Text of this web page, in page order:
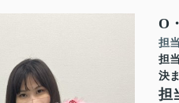
O
担
担
決
担